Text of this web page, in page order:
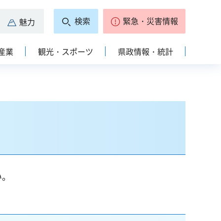
魅力 検索 緊急・災害情報
業 観光・スポーツ 県政情報・統計